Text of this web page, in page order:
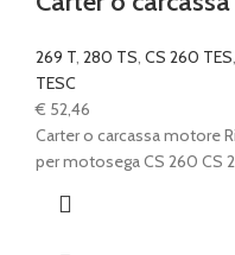
269 T, 280 TS, CS 260 TES,
TESC
€ 52,46
Carter o carcassa motore
per motosega CS 260 CS